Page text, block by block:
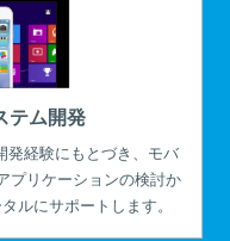
テム開発
発経験にもとづき、モバ
プリケーションの検討か
ルにサポートします。